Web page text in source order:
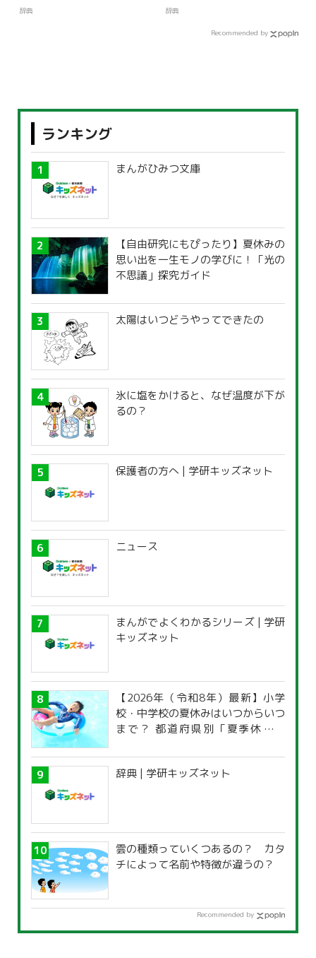
辞典 辞典
Recommended by
ランキング
まんがひみつ文庫
【自由研究にもぴったり】夏休みの
思い出を一生モノの学びに！「光の
不思議」探究ガイド
太陽はいつどうやってできたの
氷に塩をかけると、なぜ温度が下が
るの？
保護者の方へ | 学研キッズネット
ニュース
まんがでよくわかるシリーズ | 学研
キッズネット
【2026年（令和8年）最新】小学
校・中学校の夏休みはいつからいつ
まで？ 都道府県別「夏季休暇一
辞典 | 学研キッズネット
雲の種類っていくつあるの？ カタ
チによって名前や特徴が違うの？
Recommended by